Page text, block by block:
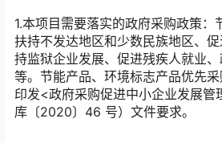
1.本项目需要落实的政府采购政策：
扶持不发达地区和少数民族地区、
持监狱企业发展、促进残疾人就业
等。节能产品、环境标志产品优先
印发<政府采购促进中小企业发展管
库〔2020〕46 号）文件要求。